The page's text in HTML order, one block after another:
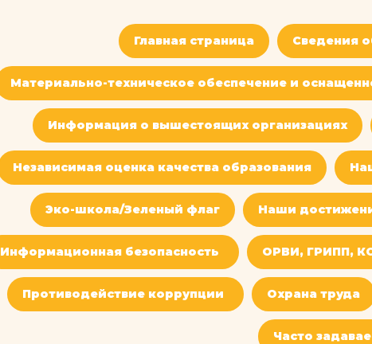
Главная страница Сведения
Материально-техническое обеспечение и
Информация о вышестоящих организациях
Независимая оценка качества образования
Эко-школа/Зеленый флаг Наши
Информационная безопасность ОРВИ, ГРИПП,
Противодействие коррупции Охрана труда
Часто